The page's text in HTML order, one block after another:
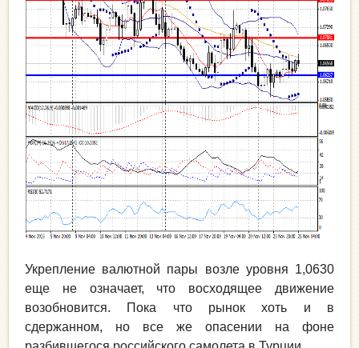
Укрепление валютной пары возле уровня 1,0630
еще не означает, что восходящее движение
возобновится. Пока что рынок хоть и в
сдержанном, но все же опасении на фоне